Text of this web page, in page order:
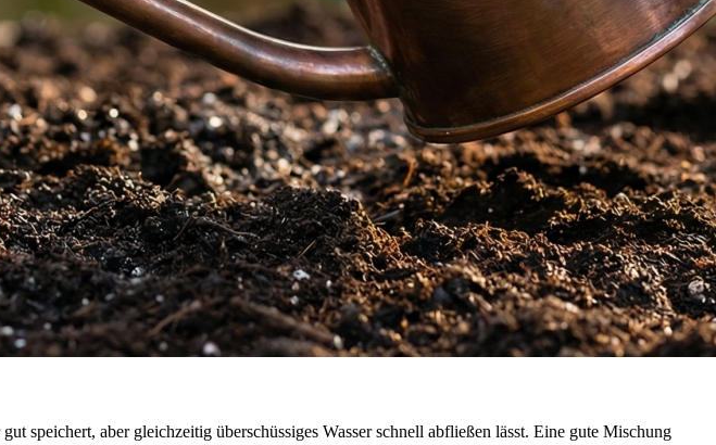
speichert, aber gleichzeitig überschüssiges Wasser schnell abfließen lässt. Eine gute Mischung